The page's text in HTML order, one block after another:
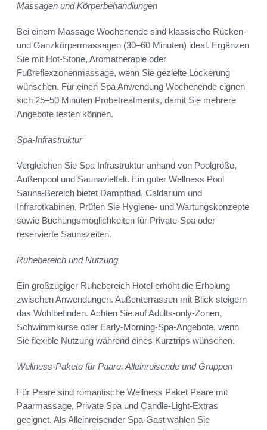
Massagen und Körperbehandlungen
Bei einem Massage Wochenende sind klassische Rücken-
und Ganzkörpermassagen (30–60 Minuten) ideal. Ergänzen
Sie mit Hot-Stone, Aromatherapie oder
Fußreflexzonenmassage, wenn Sie gezielte Lockerung
wünschen. Für einen Spa Anwendung Wochenende eignen
sich 25–50 Minuten Probetreatments, damit Sie mehrere
Angebote testen können.
Spa-Infrastruktur
Vergleichen Sie Spa Infrastruktur anhand von Poolgröße,
Außenpool und Saunavielfalt. Ein guter Wellness Pool
Sauna-Bereich bietet Dampfbad, Caldarium und
Infrarotkabinen. Prüfen Sie Hygiene- und Wartungskonzepte
sowie Buchungsmöglichkeiten für Private-Spa oder
reservierte Saunazeiten.
Ruhebereich und Nutzung
Ein großzügiger Ruhebereich Hotel erhöht die Erholung
zwischen Anwendungen. Außenterrassen mit Blick steigern
das Wohlbefinden. Achten Sie auf Adults-only-Zonen,
Schwimmkurse oder Early-Morning-Spa-Angebote, wenn
Sie flexible Nutzung während eines Kurztrips wünschen.
Wellness-Pakete für Paare, Alleinreisende und Gruppen
Für Paare sind romantische Wellness Paket Paare mit
Paarmassage, Private Spa und Candle-Light-Extras
geeignet. Als Alleinreisender Spa-Gast wählen Sie